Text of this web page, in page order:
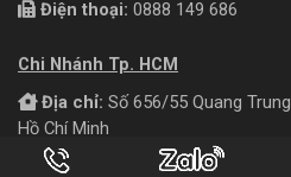
Điện thoại: 0888 149 686
Chi Nhánh Tp. HCM
Địa chỉ: Số 656/55 Quang
Hồ Chí Minh
Điện thoại:
033 478 9967